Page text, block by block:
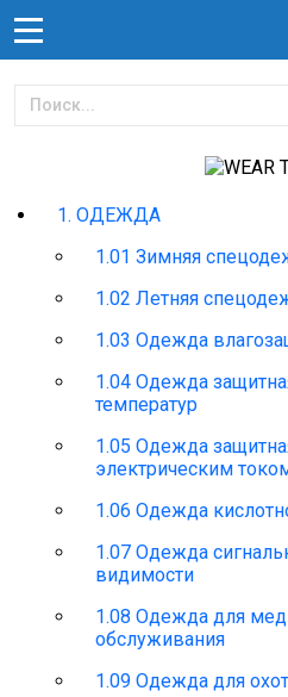
1. ОДЕЖДА
1.01 Зимняя
1.02 Летняя
1.03 Одежда
1.04 Одежда
температур
1.05 Одежда
электрическим
1.06 Одежда
1.07 Одежда
видимости
1.08 Одежда для
обслуживания
1.09 Одежда для